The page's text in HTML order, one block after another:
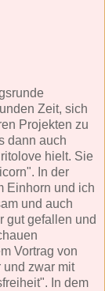
Zeit, sich
Projekten zu
dann auch
hielt. Sie
In der
Einhorn und ich
und auch
gut gefallen und
Vortrag von
und zwar mit
In dem